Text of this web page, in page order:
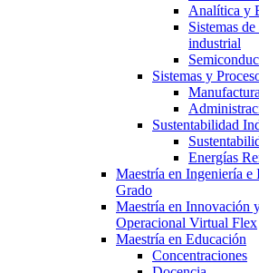
Analítica y
Sistemas
industrial
Sistemas y
Sustentabilidad
Energías
Maestría en Ingeniería
Grado
Maestría en Innovación
Operacional Virtual Flex
Maestría en Educación
Concentraciones